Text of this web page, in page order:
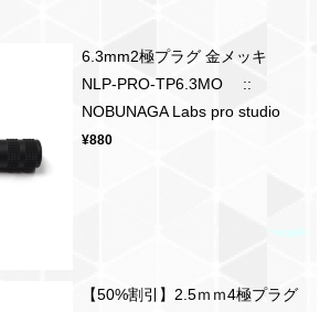
6.3mm2極プラグ 金メッキ
NLP-PRO-TP6.3MO ::
NOBUNAGA Labs pro studio
¥880
【50%割引】2.5ｍｍ4極プラグ